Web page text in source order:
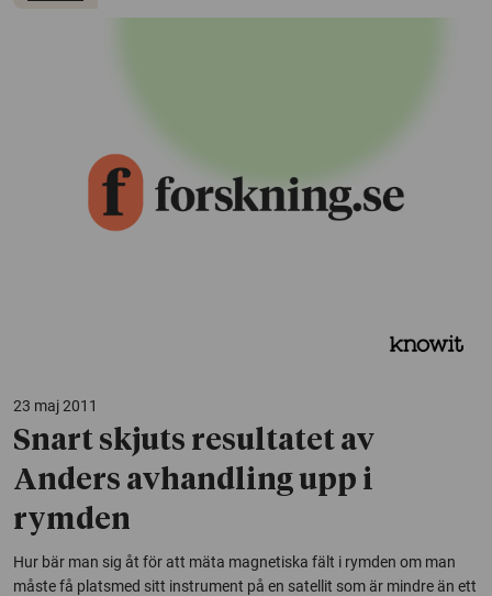
23 maj 2011
Snart skjuts resultatet av
Anders avhandling upp i
rymden
Hur bär man sig åt för att mäta magnetiska fält i rymden om man
måste få platsmed sitt instrument på en satellit som är mindre än ett